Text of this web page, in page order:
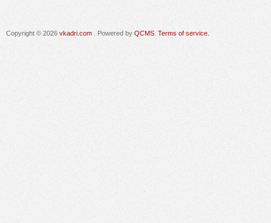
Copyright © 2026 vkadri.com . Powered by QCMS Terms of service.